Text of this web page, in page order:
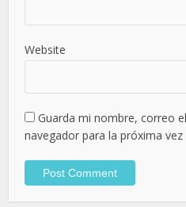
Website
Guarda mi nombre, correo
navegador para la próxima